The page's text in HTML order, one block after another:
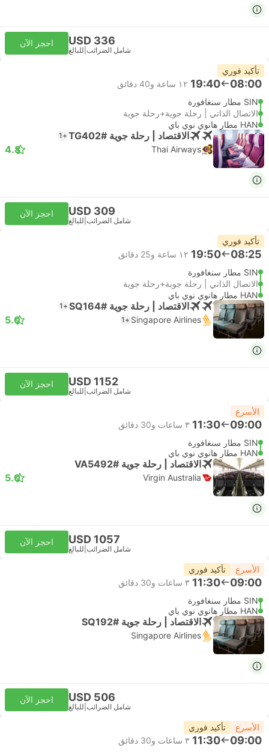
USD 336
شامل الضرائب للبالغ
احجز الآن
تأكيد فوري
08:00
19:40 ١٢ ساعة و‫40 دقائق
SIN مطار سنغافورة
الاتصال الذاتي | رحلة جوية+رحلة جوية
HAN مطار هانوي نوي باي
الاقتصاد | رحلة جوية #TG402 +1
Thai Airways
4.8
USD 309
شامل الضرائب للبالغ
احجز الآن
تأكيد فوري
08:25
19:50 ١٢ ساعة و‫25 دقائق
SIN مطار سنغافورة
الاتصال الذاتي | رحلة جوية+رحلة جوية
HAN مطار هانوي نوي باي
الاقتصاد | رحلة جوية #SQ164 +1
Singapore Airlines
+1
5.0
USD 1152
شامل الضرائب للبالغ
احجز الآن
الأسرع
09:00
11:30 ٣ ساعات و‫30 دقائق
SIN مطار سنغافورة
HAN مطار هانوي نوي باي
الاقتصاد | رحلة جوية #VA5492
Virgin Australia
5.0
USD 1057
شامل الضرائب للبالغ
احجز الآن
الأسرع تأكيد فوري
09:00
11:30 ٣ ساعات و‫30 دقائق
SIN مطار سنغافورة
HAN مطار هانوي نوي باي
الاقتصاد | رحلة جوية #SQ192
Singapore Airlines
USD 506
شامل الضرائب للبالغ
احجز الآن
الأسرع تأكيد فوري
09:00
11:30 ٣ ساعات و‫30 دقائق